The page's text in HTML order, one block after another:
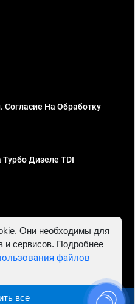
Согласие На Обработку
Дизеле TDI
ИНН 781302555843,
- Автосервис
Они необходимы для
и сервисов. Подробнее
файлов
все